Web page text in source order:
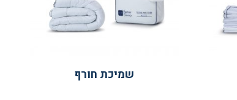
שמיכת חורף